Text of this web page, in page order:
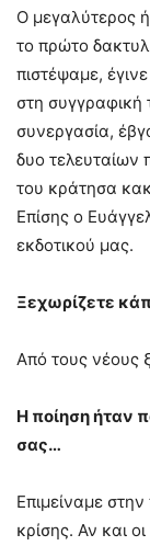
Ο μεγαλύτερος
το πρώτο
πιστέψαμε,
στη συγγραφική
συνεργασία,
δυο τελευταίων
του κράτησα
Επίσης ο
εκδοτικού μας.
Ξεχωρίζετε
Από τους νέους
Η ποίηση ήταν
σας…
Επιμείναμε
κρίσης. Αν και